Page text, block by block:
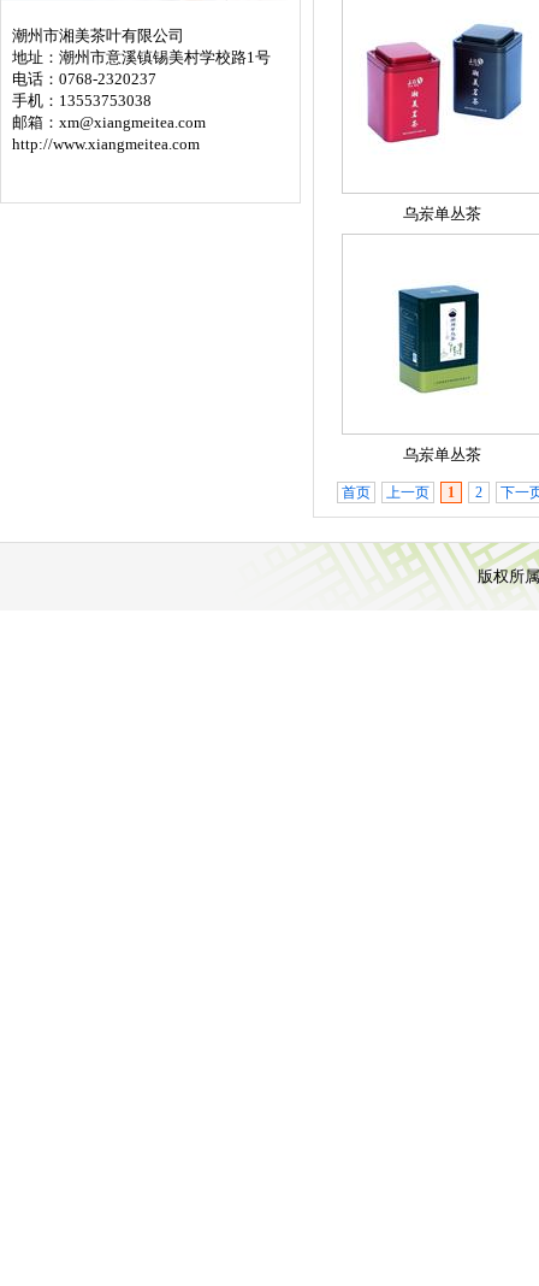
潮州市湘美茶叶有限公司
地址：潮州市意溪镇锡美村学校路1号
电话：0768-2320237
手机：13553753038
邮箱： xm@xiangmeitea.com
http://www.xiangmeitea.com
乌岽单丛茶
乌岽单丛茶
首页 上一页 1 2 下一
版权所